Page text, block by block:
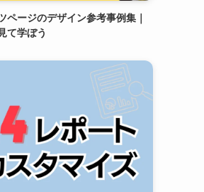
ページのデザイン参考事例集｜
て学ぼう